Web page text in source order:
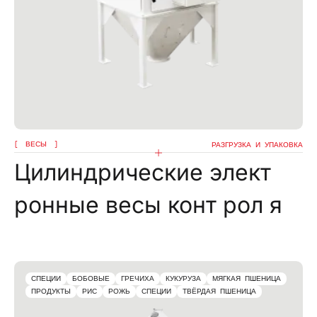
ВЕСЫ РАЗГРУЗКА И УПАКОВКА
Цилиндрические элект
ронные весы конт рол я
СПЕЦИИ БОБОВЫЕ ГРЕЧИХА КУКУРУЗА
МЯГКАЯ ПШЕНИЦА
ПРОДУКТЫ
РИС РОЖЬ СПЕЦИИ ТВЁРДАЯ ПШЕНИЦА